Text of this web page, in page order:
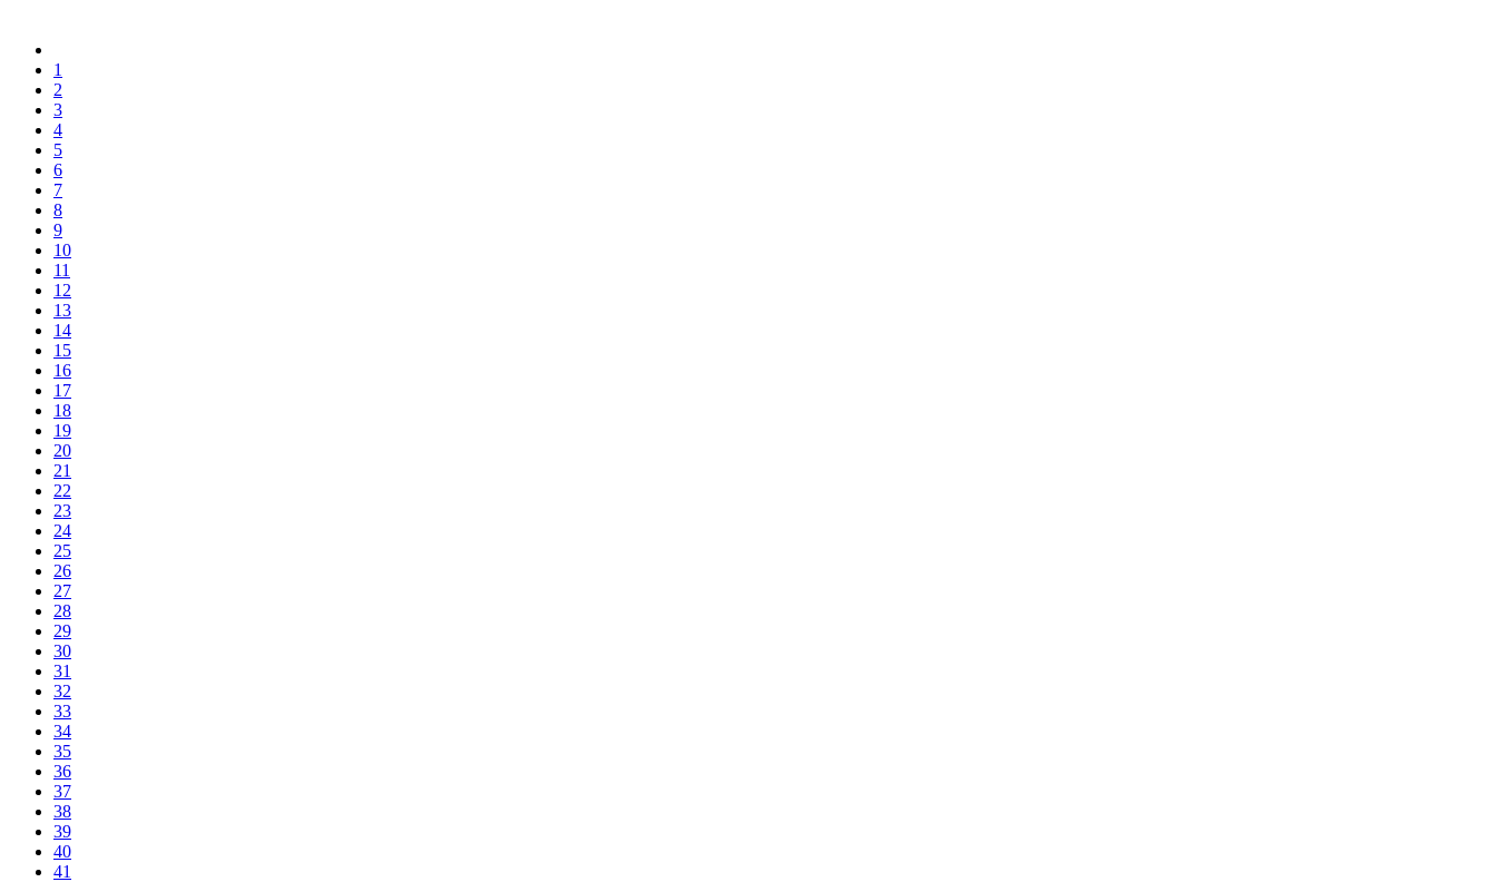
1
2
3
4
5
6
7
8
9
10
11
12
13
14
15
16
17
18
19
20
21
22
23
24
25
26
27
28
29
30
31
32
33
34
35
36
37
38
39
40
41